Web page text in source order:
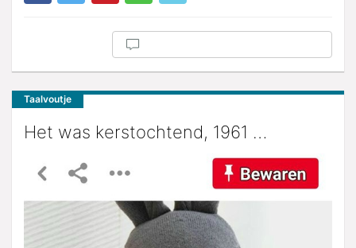
Taalvoutje
Het was kerstochtend, 1961 …